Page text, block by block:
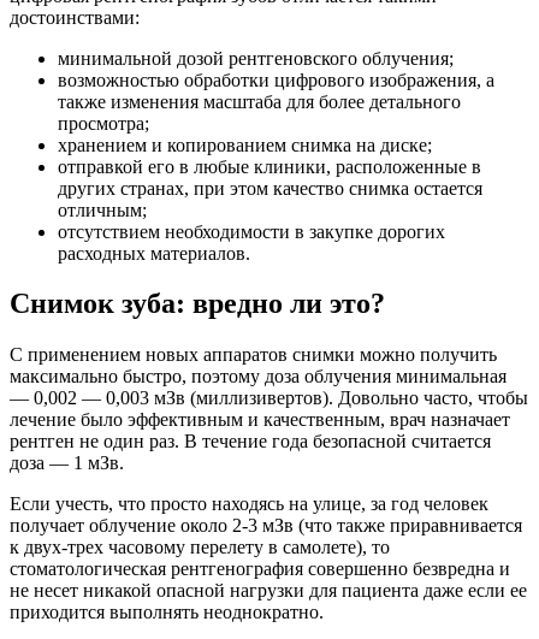
достоинствами:
минимальной дозой рентгеновского облучения;
возможностью обработки цифрового изображения, а
также изменения масштаба для более детального
просмотра;
хранением и копированием снимка на диске;
отправкой его в любые клиники, расположенные в
других странах, при этом качество снимка остается
отличным;
отсутствием необходимости в закупке дорогих
расходных материалов.
Снимок зуба: вредно ли это?
С применением новых аппаратов снимки можно получить
максимально быстро, поэтому доза облучения минимальная
— 0,002 — 0,003 мЗв (миллизивертов). Довольно часто, чтобы
лечение было эффективным и качественным, врач назначает
рентген не один раз. В течение года безопасной считается
доза — 1 мЗв.
Если учесть, что просто находясь на улице, за год человек
получает облучение около 2-3 мЗв (что также приравнивается
к двух-трех часовому перелету в самолете), то
стоматологическая рентгенография совершенно безвредна и
не несет никакой опасной нагрузки для пациента даже если ее
приходится выполнять неоднократно.